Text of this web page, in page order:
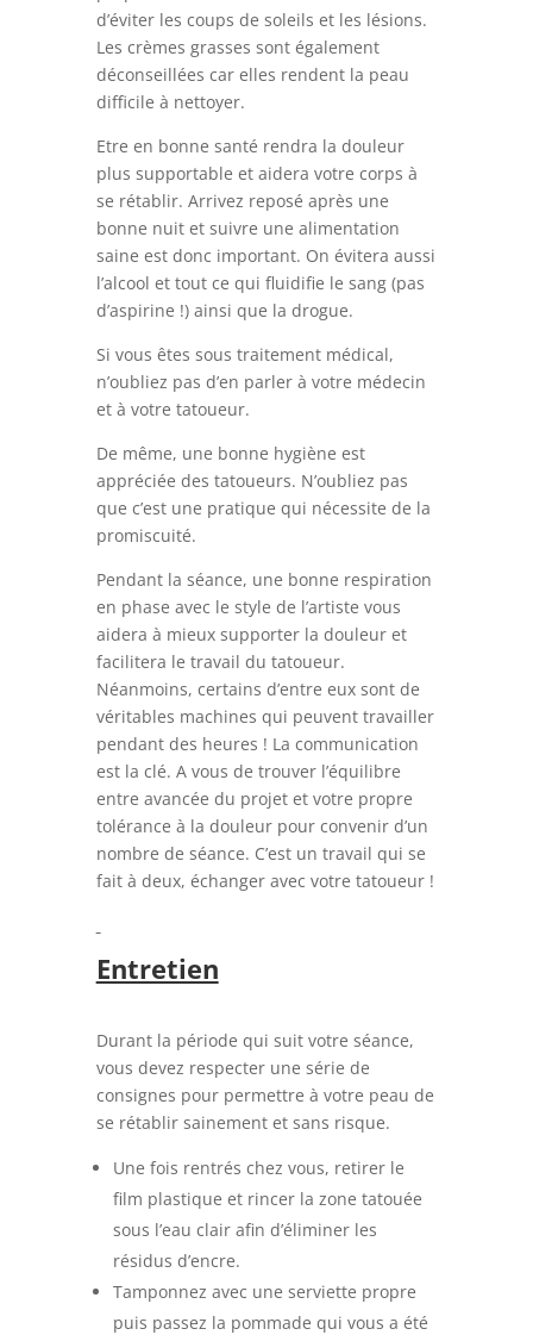
d’éviter les coups de soleils et les lésions.
Les crèmes grasses sont également
déconseillées car elles rendent la peau
difficile à nettoyer.
Etre en bonne santé rendra la douleur
plus supportable et aidera votre corps à
se rétablir. Arrivez reposé après une
bonne nuit et suivre une alimentation
saine est donc important. On évitera aussi
l’alcool et tout ce qui fluidifie le sang (pas
d’aspirine !) ainsi que la drogue.
Si vous êtes sous traitement médical,
n’oubliez pas d’en parler à votre médecin
et à votre tatoueur.
De même, une bonne hygiène est
appréciée des tatoueurs. N’oubliez pas
que c’est une pratique qui nécessite de la
promiscuité.
Pendant la séance, une bonne respiration
en phase avec le style de l’artiste vous
aidera à mieux supporter la douleur et
facilitera le travail du tatoueur.
Néanmoins, certains d’entre eux sont de
véritables machines qui peuvent travailler
pendant des heures ! La communication
est la clé. A vous de trouver l’équilibre
entre avancée du projet et votre propre
tolérance à la douleur pour convenir d’un
nombre de séance. C’est un travail qui se
fait à deux, échanger avec votre tatoueur !
Entretien
Durant la période qui suit votre séance,
vous devez respecter une série de
consignes pour permettre à votre peau de
se rétablir sainement et sans risque.
Une fois rentrés chez vous, retirer le
film plastique et rincer la zone tatouée
sous l’eau clair afin d’éliminer les
résidus d’encre.
Tamponnez avec une serviette propre
puis passez la pommade qui vous a été